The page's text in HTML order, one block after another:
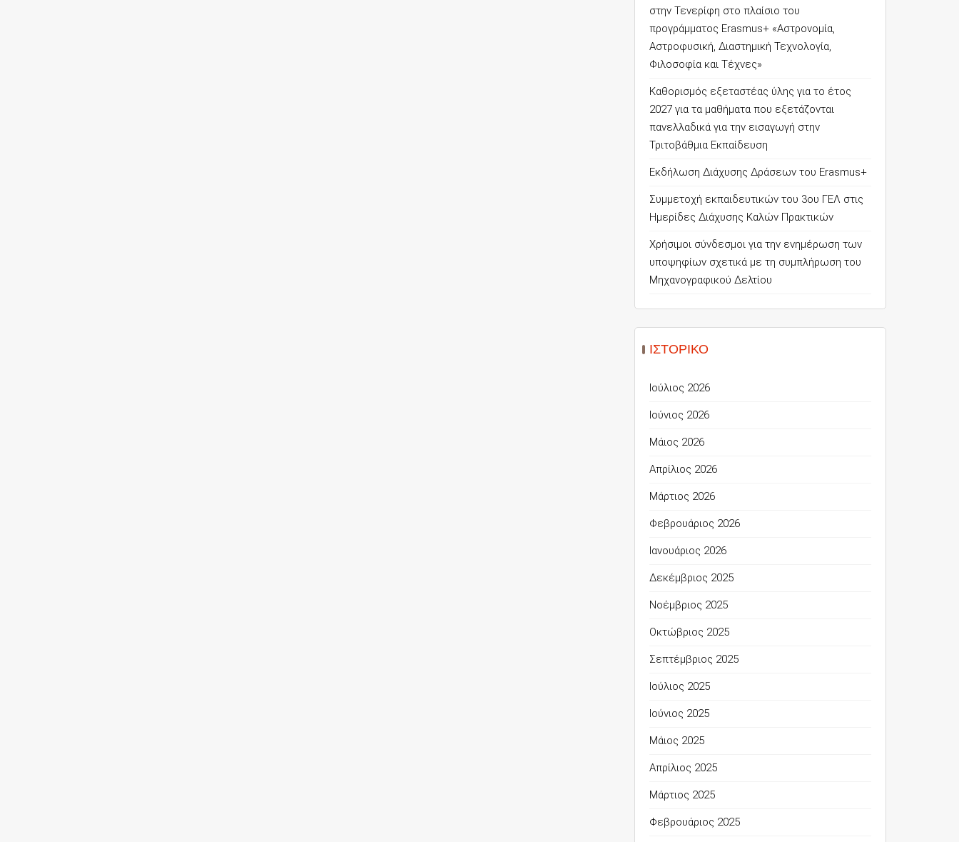
στην Τενερίφη στο πλαίσιο του
προγράμματος Erasmus+ «Αστρονομία,
Αστροφυσική, Διαστημική Τεχνολογία,
Φιλοσοφία και Τέχνες»
Καθορισμός εξεταστέας ύλης για το έτος
2027 για τα μαθήματα που εξετάζονται
πανελλαδικά για την εισαγωγή στην
Τριτοβάθμια Εκπαίδευση
Εκδήλωση Διάχυσης Δράσεων του Erasmus+
Συμμετοχή εκπαιδευτικών του 3ου ΓΕΛ στις
Ημερίδες Διάχυσης Καλών Πρακτικών
Χρήσιμοι σύνδεσμοι για την ενημέρωση των
υποψηφίων σχετικά με τη συμπλήρωση του
Μηχανογραφικού Δελτίου
ΙΣΤΟΡΙΚΌ
Ιούλιος 2026
Ιούνιος 2026
Μάιος 2026
Απρίλιος 2026
Μάρτιος 2026
Φεβρουάριος 2026
Ιανουάριος 2026
Δεκέμβριος 2025
Νοέμβριος 2025
Οκτώβριος 2025
Σεπτέμβριος 2025
Ιούλιος 2025
Ιούνιος 2025
Μάιος 2025
Απρίλιος 2025
Μάρτιος 2025
Φεβρουάριος 2025